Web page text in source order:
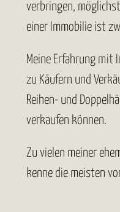
verbringen,
einer Immobilie ist
Meine Erfahrung mit
zu Käufern und
Reihen- und
verkaufen können.
Zu vielen meiner
kenne die meisten